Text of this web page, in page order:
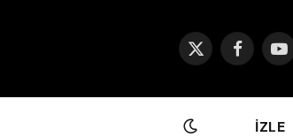
X
Facebook
İZLE